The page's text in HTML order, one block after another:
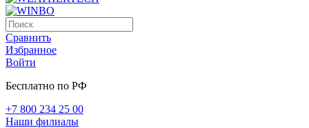
Сравнить
Избранное
Войти
Бесплатно по РФ
+7 800 234 25 00
Наши филиалы